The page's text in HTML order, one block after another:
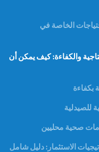
الخاصة في
والكفاءة: كيف يمكن أن
بكفاءة
للصيدلية
صحية محليين
الاستثمار: دليل شامل